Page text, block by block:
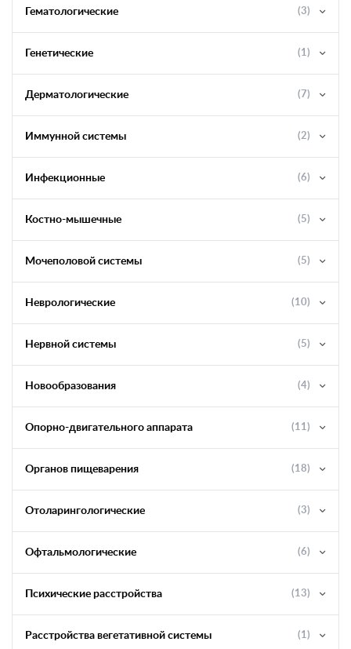
Гематологические (3)
Генетические (1)
Дерматологические (7)
Иммунной системы (2)
Инфекционные (6)
Костно-мышечные (5)
Мочеполовой системы (5)
Неврологические (10)
Нервной системы (5)
Новообразования (4)
Опорно-двигательного аппарата (11)
Органов пищеварения (18)
Отоларингологические (3)
Офтальмологические (6)
Психические расстройства (13)
Расстройства вегетативной системы (1)